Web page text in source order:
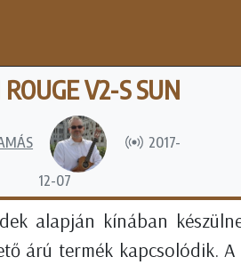
V2-S SUN
2017-
12-07
alapján kínában
árú termék kapcsolódik.